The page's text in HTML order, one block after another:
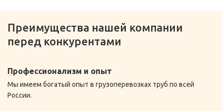
Преимущества нашей компании
перед конкурентами
Профессионализм и опыт
Мы имеем богатый опыт в грузоперевозках труб по всей
России.